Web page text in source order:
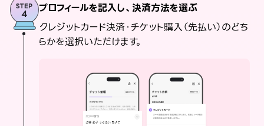
プロフィールを記入し、決済方法を選ぶ
クレジットカード決済・チケット購入（先払い）のどち
らかを選択いただけます。